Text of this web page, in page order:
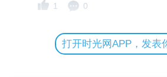
1 0
打开时光网APP，发表